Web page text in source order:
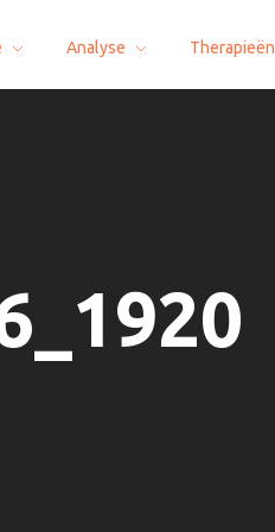
Analyse Therapieën